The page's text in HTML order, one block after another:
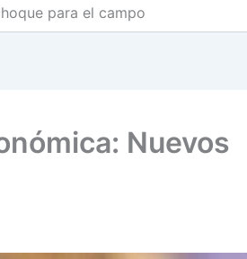
para el campo
Nuevos